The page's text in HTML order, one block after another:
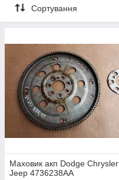
Сортування
Маховик акп Dodge Chrysler
Jeep 4736238AA